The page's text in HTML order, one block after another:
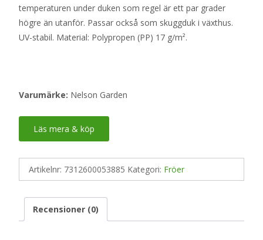
temperaturen under duken som regel är ett par grader
högre än utanför. Passar också som skuggduk i växthus.
UV-stabil. Material: Polypropen (PP) 17 g/m².
Varumärke: Nelson Garden
Läs mera & köp
Artikelnr: 7312600053885 Kategori: Fröer
Recensioner (0)